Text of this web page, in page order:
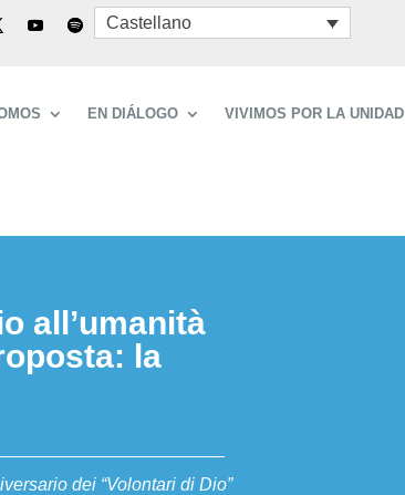
Castellano
EN DIÁLOGO VIVIMOS POR LA UNIDAD
all’umanità
la
dei “Volontari di Dio”